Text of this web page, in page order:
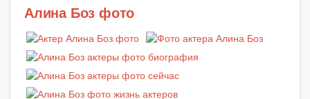
Алина Боз фото